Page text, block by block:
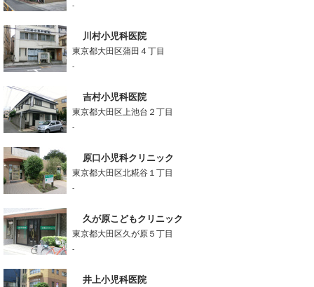
-
川村小児科医院
東京都大田区蒲田４丁目
-
吉村小児科医院
東京都大田区上池台２丁目
-
原口小児科クリニック
東京都大田区北糀谷１丁目
-
久が原こどもクリニック
東京都大田区久が原５丁目
-
井上小児科医院